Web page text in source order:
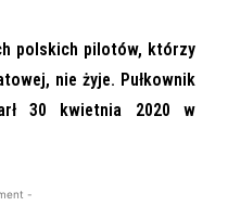
polskich pilotów, którzy
nie żyje. Pułkownik
30 kwietnia 2020 w
-